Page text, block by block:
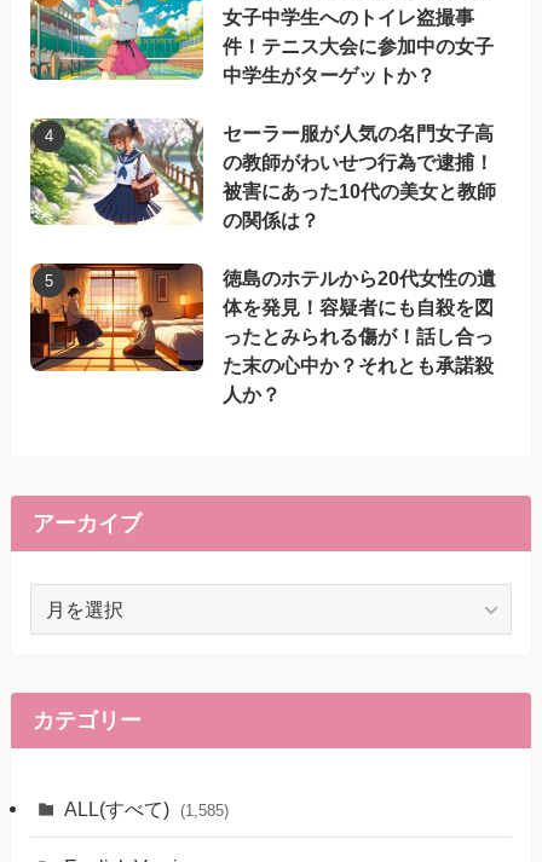
女子中学生へのトイレ盗撮事
件！テニス大会に参加中の女子
中学生がターゲットか？
セーラー服が人気の名門女子高
の教師がわいせつ行為で逮捕！
被害にあった10代の美女と教師
の関係は？
徳島のホテルから20代女性の遺
体を発見！容疑者にも自殺を図
ったとみられる傷が！話し合っ
た末の心中か？それとも承諾殺
人か？
アーカイブ
イ
ブ
カテゴリー
ALL(すべて) (1,585)